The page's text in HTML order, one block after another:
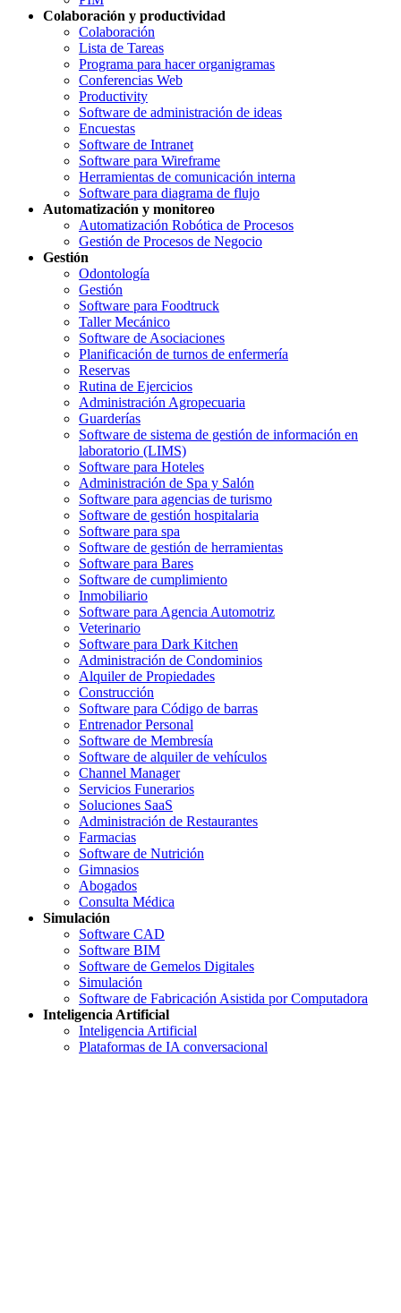
Colaboración y productividad
Colaboración
Lista de Tareas
Programa para hacer organigramas
Conferencias Web
Productivity
Software de administración de ideas
Encuestas
Software de Intranet
Software para Wireframe
Herramientas de comunicación interna
Software para diagrama de flujo
Automatización y monitoreo
Automatización Robótica de Procesos
Gestión de Procesos de Negocio
Gestión
Odontología
Gestión
Software para Foodtruck
Taller Mecánico
Software de Asociaciones
Planificación de turnos de enfermería
Reservas
Rutina de Ejercicios
Administración Agropecuaria
Guarderías
Software de sistema de gestión de información en
laboratorio (LIMS)
Software para Hoteles
Administración de Spa y Salón
Software para agencias de turismo
Software de gestión hospitalaria
Software para spa
Software de gestión de herramientas
Software para Bares
Software de cumplimiento
Inmobiliario
Software para Agencia Automotriz
Veterinario
Software para Dark Kitchen
Administración de Condominios
Alquiler de Propiedades
Construcción
Software para Código de barras
Entrenador Personal
Software de Membresía
Software de alquiler de vehículos
Channel Manager
Servicios Funerarios
Soluciones SaaS
Administración de Restaurantes
Farmacias
Software de Nutrición
Gimnasios
Abogados
Consulta Médica
Simulación
Software CAD
Software BIM
Software de Gemelos Digitales
Simulación
Software de Fabricación Asistida por Computadora
Inteligencia Artificial
Inteligencia Artificial
Plataformas de IA conversacional